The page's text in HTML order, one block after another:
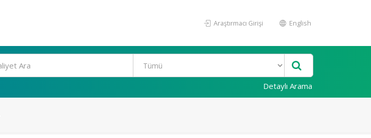
Araştırmacı Girişi English
Detaylı Arama